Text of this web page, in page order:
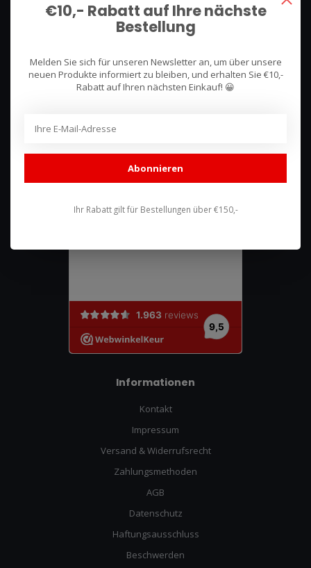
Lunteren, Nederland
085 744 4602
shop@racing-products.com
Bewertungen
Informationen
Kontakt
Impressum
Versand & Widerrufsrecht
Zahlungsmethoden
AGB
Datenschutz
Haftungsausschluss
Beschwerden
€10,- Rabatt auf Ihre nächste
Bestellung
Melden Sie sich für unseren Newsletter an, um über unsere
neuen Produkte informiert zu bleiben, und erhalten Sie €10,-
Rabatt auf Ihren nächsten Einkauf! 😀
Abonnieren
Ihr Rabatt gilt für Bestellungen über €150,-